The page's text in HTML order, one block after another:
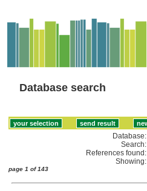
Database search
Database:
Search:
References found:
Showing:
page 1 of 143